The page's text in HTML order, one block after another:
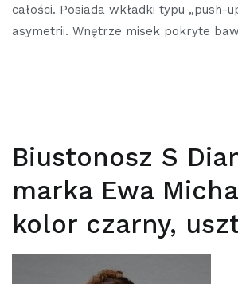
całości. Posiada wkładki typu „push-
asymetrii. Wnętrze misek pokryte
Biustonosz S
marka Ewa
kolor czarny,